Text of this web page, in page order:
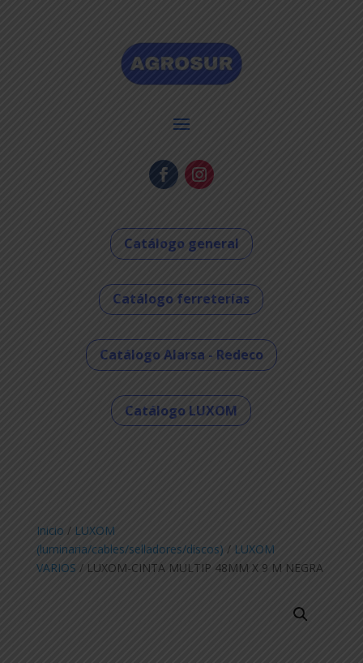
Catálogo general
Catálogo ferreterías
Catálogo Alarsa - Redeco
Catálogo LUXOM
Inicio / LUXOM
(luminaria/cables/selladores/discos) / LUXOM
VARIOS / LUXOM-CINTA MULTIP 48MM X 9 M NEGRA